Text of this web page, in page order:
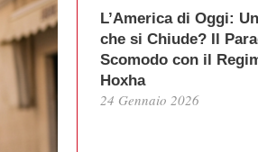
L’America di Oggi:
che si Chiude? Il
Scomodo con il
Hoxha
24 Gennaio 2026